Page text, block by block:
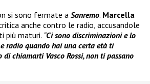
si sono fermate a Sanremo. Marcella
anche contro le radio, accusandole
più maturi. “Ci sono discriminazioni e lo
radio quando hai una certa età ti
chiamarti Vasco Rossi, non ti passano